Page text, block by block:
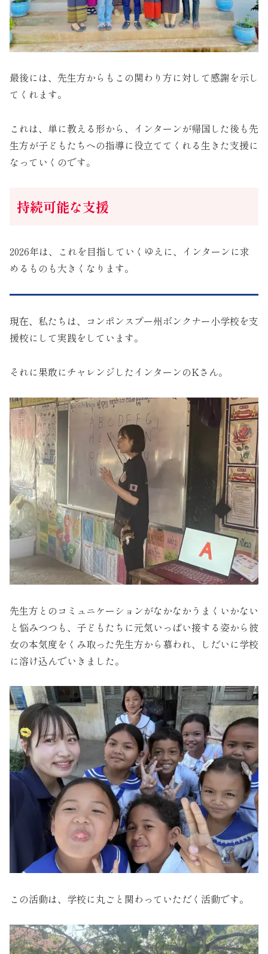
最後には、先生方からもこの関わり方に対して感謝を示し
てくれます。
これは、単に教える形から、インターンが帰国した後も先
生方が子どもたちへの指導に役立ててくれる生きた支援に
なっていくのです。
持続可能な支援
2026年は、これを目指していくゆえに、インターンに求
めるものも大きくなります。
現在、私たちは、コンポンスプー州ボンクナー小学校を支
援校にして実践をしています。
それに果敢にチャレンジしたインターンのKさん。
先生方とのコミュニケーションがなかなかうまくいかない
と悩みつつも、子どもたちに元気いっぱい接する姿から彼
女の本気度をくみ取った先生方から慕われ、しだいに学校
に溶け込んでいきました。
この活動は、学校に丸ごと関わっていただく活動です。